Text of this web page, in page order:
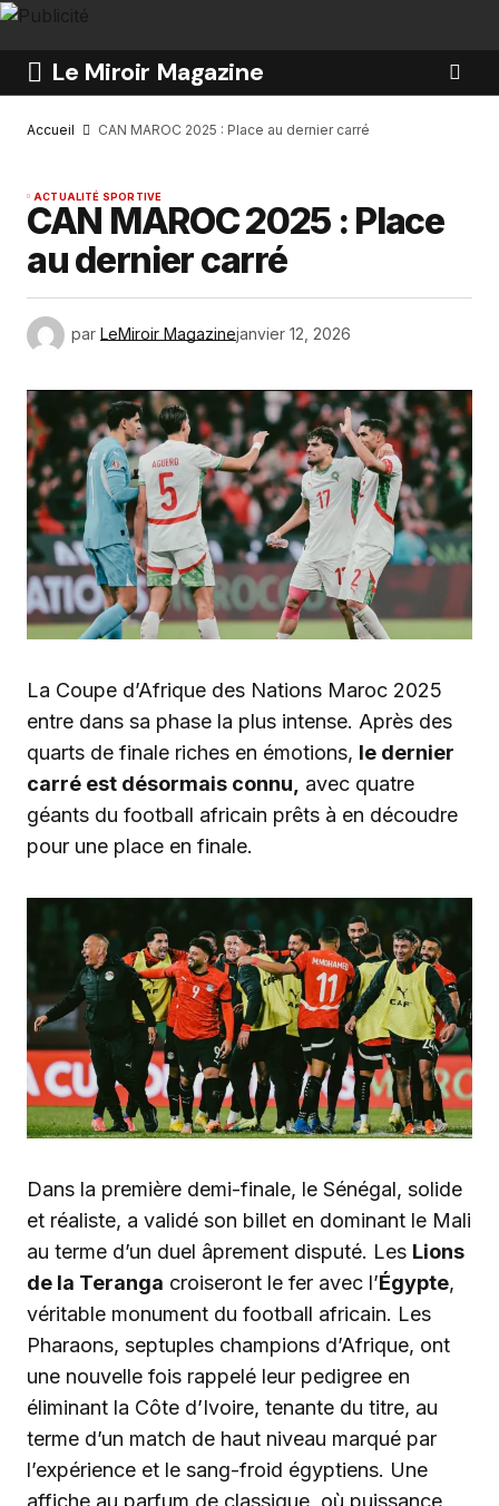
Le Miroir Magazine
Accueil CAN MAROC 2025 : Place au dernier carré
ACTUALITÉ SPORTIVE
CAN MAROC 2025 : Place
au dernier carré
par LeMiroir Magazinejanvier 12, 2026
La Coupe d’Afrique des Nations Maroc 2025
entre dans sa phase la plus intense. Après des
quarts de finale riches en émotions, le dernier
carré est désormais connu,
avec quatre
géants du football africain prêts à en découdre
pour une place en finale.
Dans la première demi-finale, le Sénégal, solide
et réaliste, a validé son billet en dominant le Mali
au terme d’un duel âprement disputé. Les Lions
de la Teranga croiseront le fer avec l’Égypte,
véritable monument du football africain. Les
Pharaons, septuples champions d’Afrique, ont
une nouvelle fois rappelé leur pedigree en
éliminant la Côte d’Ivoire, tenante du titre, au
terme d’un match de haut niveau marqué par
l’expérience et le sang-froid égyptiens. Une